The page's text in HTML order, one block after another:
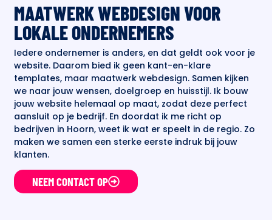
MAATWERK WEBDESIGN VOOR
LOKALE ONDERNEMERS
Iedere ondernemer is anders, en dat geldt ook voor je
website. Daarom bied ik geen kant-en-klare
templates, maar maatwerk webdesign. Samen kijken
we naar jouw wensen, doelgroep en huisstijl. Ik bouw
jouw website helemaal op maat, zodat deze perfect
aansluit op je bedrijf. En doordat ik me richt op
bedrijven in Hoorn, weet ik wat er speelt in de regio. Zo
maken we samen een sterke eerste indruk bij jouw
klanten.
NEEM CONTACT OP